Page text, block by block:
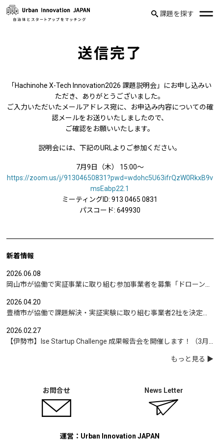
課題を探す
送信完了
「Hachinohe X-Tech Innovation2026 課題説明会」にお申し込みい
ただき、ありがとうございました。
ご入力いただいたメールアドレス宛に、お申込み内容についての確
認メールをお送りいたしましたので、
ご確認をお願いいたします。
説明会には、下記のURLよりご参加ください。
7月9日（木） 15:00〜
https://zoom.us/j/91304650831?pwd=wdohc5U63ifrQzW0RkxB9v
msEabp22.1
ミーティングID: 913 0465 0831
パスコード: 649930
新着情報
2026.06.08
2026.04.20
2026.02.27
もっと見る
お問合せ News Letter
運営：Urban Innovation JAPAN